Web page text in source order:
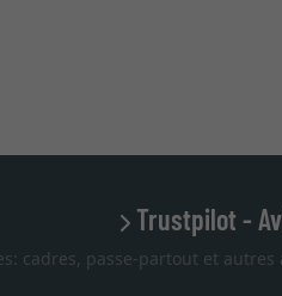
Trustpilot -
cadres, passe-partout et